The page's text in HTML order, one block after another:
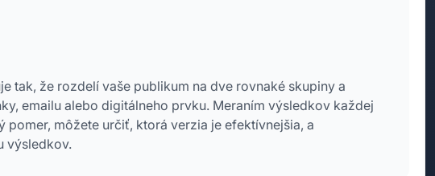
tak, že rozdelí vaše publikum na dve rovnaké skupiny a
emailu alebo digitálneho prvku. Meraním výsledkov každej
môžete určiť, ktorá verzia je efektívnejšia, a
výsledkov.